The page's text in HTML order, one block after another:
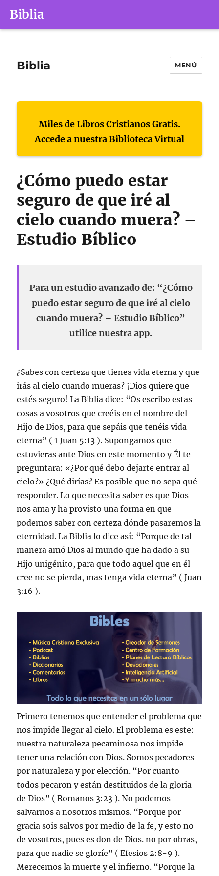
Biblia
Biblia MENÚ
Miles de Libros Cristianos Gratis.
Accede a nuestra Biblioteca Virtual
¿Cómo puedo estar
seguro de que iré al
cielo cuando muera? –
Estudio Bíblico
Para un estudio avanzado de: “¿Cómo
puedo estar seguro de que iré al cielo
cuando muera? – Estudio Bíblico”
utilice nuestra app.
¿Sabes con certeza que tienes vida eterna y que
irás al cielo cuando mueras? ¡Dios quiere que
estés seguro! La Biblia dice: “Os escribo estas
cosas a vosotros que creéis en el nombre del
Hijo de Dios, para que sepáis que tenéis vida
eterna” ( 1 Juan 5:13 ). Supongamos que
estuvieras ante Dios en este momento y Él te
preguntara: «¿Por qué debo dejarte entrar al
cielo?» ¿Qué dirías? Es posible que no sepa qué
responder. Lo que necesita saber es que Dios
nos ama y ha provisto una forma en que
podemos saber con certeza dónde pasaremos la
eternidad. La Biblia lo dice así: “Porque de tal
manera amó Dios al mundo que ha dado a su
Hijo unigénito, para que todo aquel que en él
cree no se pierda, mas tenga vida eterna” ( Juan
3:16 ).
Primero tenemos que entender el problema que
nos impide llegar al cielo. El problema es este:
nuestra naturaleza pecaminosa nos impide
tener una relación con Dios. Somos pecadores
por naturaleza y por elección. “Por cuanto
todos pecaron y están destituidos de la gloria
de Dios” ( Romanos 3:23 ). No podemos
salvarnos a nosotros mismos. “Porque por
gracia sois salvos por medio de la fe, y esto no
de vosotros, pues es don de Dios. no por obras,
para que nadie se gloríe” ( Efesios 2:8-9 ).
Merecemos la muerte y el infierno. “Porque la